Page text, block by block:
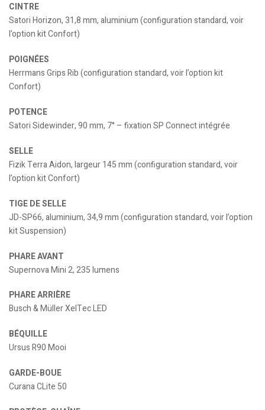
CINTRE
Satori Horizon, 31,8 mm, aluminium (configuration standard, voir
l’option kit Confort)
POIGNÉES
Herrmans Grips Rib (configuration standard, voir l’option kit
Confort)
POTENCE
Satori Sidewinder, 90 mm, 7° – fixation SP Connect intégrée
SELLE
Fizik Terra Aidon, largeur 145 mm (configuration standard, voir
l’option kit Confort)
TIGE DE SELLE
JD-SP66, aluminium, 34,9 mm (configuration standard, voir l’option
kit Suspension)
PHARE AVANT
Supernova Mini 2, 235 lumens
PHARE ARRIÈRE
Busch & Müller XelTec LED
BÉQUILLE
Ursus R90 Mooi
GARDE-BOUE
Curana CLite 50